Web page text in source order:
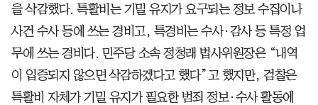
을 삭감했다. 특활비는 기밀 유지가 요구되는 정보 수집이나
사건 수사 등에 쓰는 경비고, 특경비는 수사·감사 등 특정 업
무에 쓰는 경비다. 민주당 소속 정청래 법사위원장은 “내역
이 입증되지 않으면 삭감하겠다고 했다”고 했지만, 검찰은
특활비 자체가 기밀 유지가 필요한 범죄 정보·수사 활동에